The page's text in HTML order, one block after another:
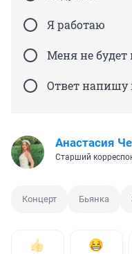
Я работаю
Меня не будет
Ответ напишу
Анастасия
Старший
Концерт Бьянка